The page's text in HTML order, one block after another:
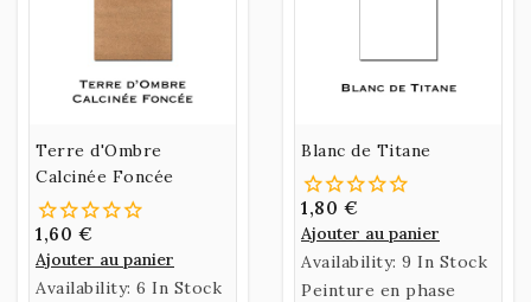
Terre d'Ombre
Calcinée Foncée
1,60 €
Ajouter au panier
Availability: 6 In Stock
Blanc de Titane
1,80 €
Ajouter au panier
Availability: 9 In Stock
Peinture en phase